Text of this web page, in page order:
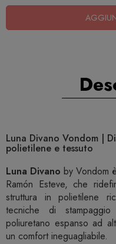
Luna Divano Vondom |
polietilene e tessuto
Luna Divano by Vondom
Ramón Esteve, che
struttura in polietilene
tecniche di
poliuretano espanso ad
un comfort ineguagliabile.